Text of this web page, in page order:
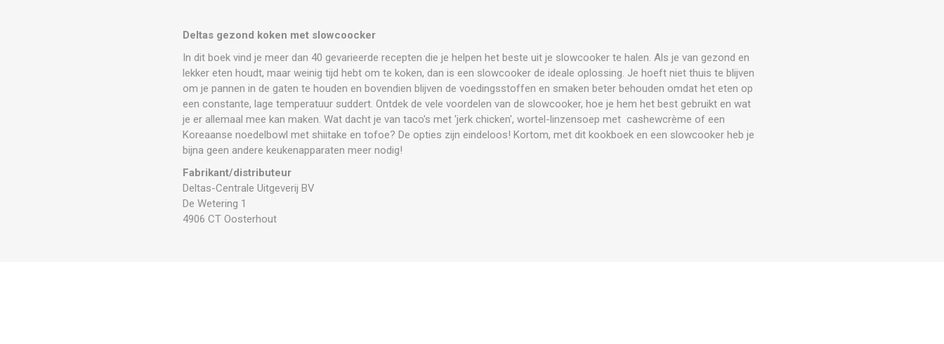
Deltas gezond koken met slowcoocker
In dit boek vind je meer dan 40 gevarieerde recepten die je helpen het beste uit je slowcooker te halen. Als je van gezond en
lekker eten houdt, maar weinig tijd hebt om te koken, dan is een slowcooker de ideale oplossing. Je hoeft niet thuis te blijven
om je pannen in de gaten te houden en bovendien blijven de voedingsstoffen en smaken beter behouden omdat het eten op
een constante, lage temperatuur suddert. Ontdek de vele voordelen van de slowcooker, hoe je hem het best gebruikt en wat
je er allemaal mee kan maken. Wat dacht je van taco's met 'jerk chicken', wortel-linzensoep met cashewcrème of een
Koreaanse noedelbowl met shiitake en tofoe? De opties zijn eindeloos! Kortom, met dit kookboek en een slowcooker heb je
bijna geen andere keukenapparaten meer nodig!
Fabrikant/distributeur
Deltas-Centrale Uitgeverij BV
De Wetering 1
4906 CT Oosterhout